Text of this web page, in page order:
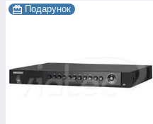
Подарунок